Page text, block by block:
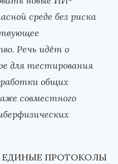
среде без риска
Речь идёт о
для тестирования
общих
совместного
ЕДИНЫЕ ПРОТОКОЛЫ